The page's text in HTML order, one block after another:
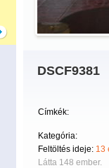
DSCF9381
Címkék:
Kategória:
Feltöltés ideje: 13
Látta 148 ember.